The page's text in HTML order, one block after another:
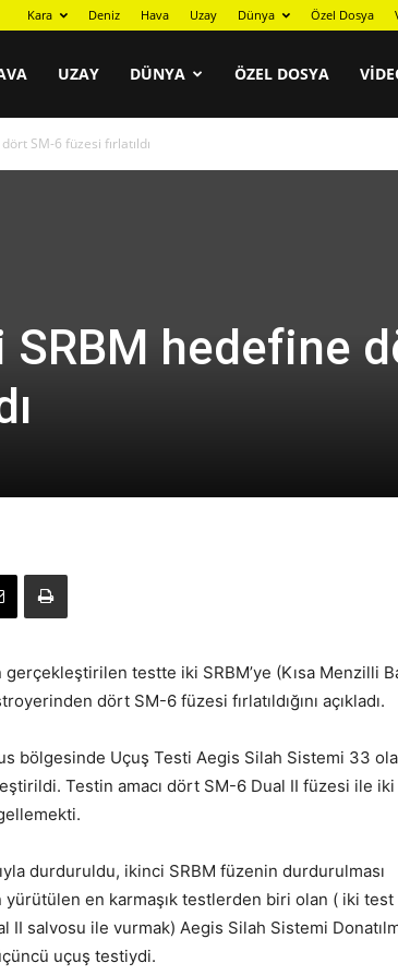
Kara Deniz Hava Uzay Dünya Özel Dosya
UZAY DÜNYA ÖZEL DOSYA
SM-6 füzesi fırlatıldı
hedefine
gerçekleştirilen testte iki SRBM’ye (Kısa Menzilli
dört SM-6 füzesi fırlatıldığını açıkladı.
bölgesinde Uçuş Testi Aegis Silah Sistemi 33
Testin amacı dört SM-6 Dual II füzesi ile iki
durduruldu, ikinci SRBM füzenin durdurulması
yürütülen en karmaşık testlerden biri olan ( iki test
salvosu ile vurmak) Aegis Silah Sistemi
uçuş testiydi.